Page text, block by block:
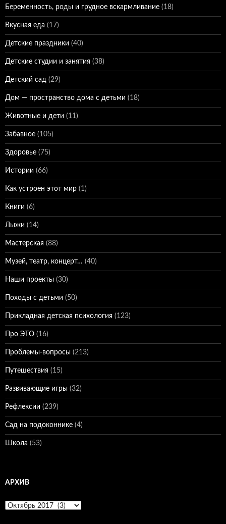
Беременность, роды и грудное вскармливание (18)
Вкусная еда (17)
Детские праздники (40)
Детские студии и занятия (38)
Детский сад (29)
Дом — пространство дома с детьми (18)
Животные и дети (11)
Забавное (105)
Здоровье (75)
Истории (66)
Как устроен этот мир (1)
Книги (6)
Лыжи (14)
Мастерская (88)
Музей, театр, концерт… (40)
Наши проекты (30)
Походы с детьми (50)
Прикладная детская психология (123)
Про ЭТО (16)
Проблемы-вопросы (213)
Путешествия (15)
Развивающие игры (32)
Рефлексии (239)
Сад на подоконнике (4)
Школа (53)
АРХИВ
Архив